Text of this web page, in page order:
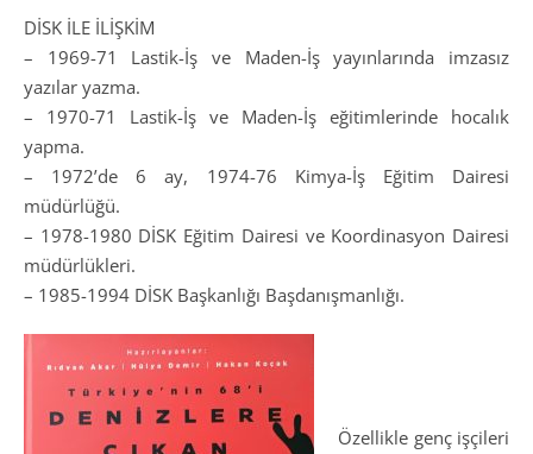
DİSK İLE İLİŞKİM
– 1969-71 Lastik-İş ve Maden-İş yayınlarında imzasız
yazılar yazma.
– 1970-71 Lastik-İş ve Maden-İş eğitimlerinde hocalık
yapma.
– 1972’de 6 ay, 1974-76 Kimya-İş Eğitim Dairesi
müdürlüğü.
– 1978-1980 DİSK Eğitim Dairesi ve Koordinasyon Dairesi
müdürlükleri.
– 1985-1994 DİSK Başkanlığı Başdanışmanlığı.
Özellikle genç işçileri